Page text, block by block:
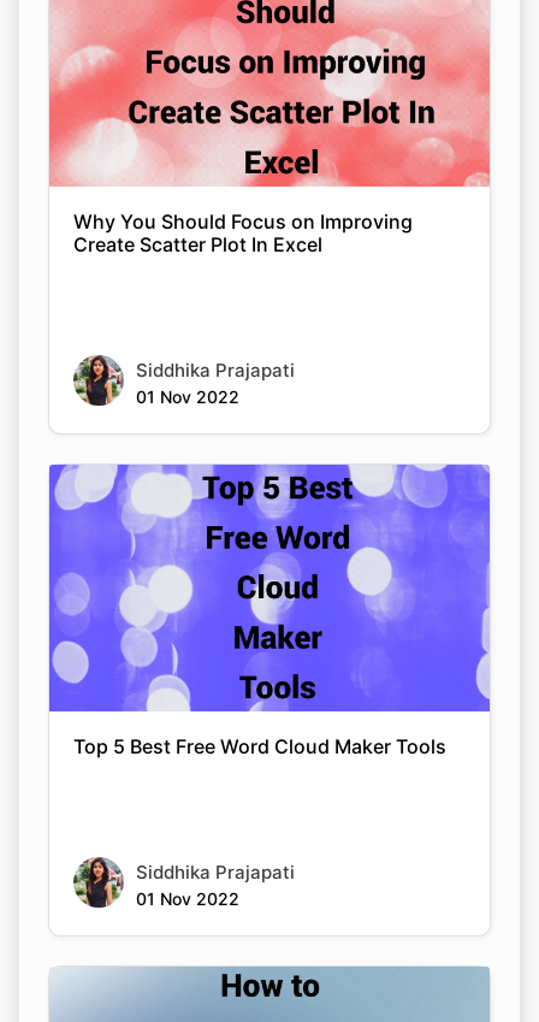
Why You Should Focus on Improving
Create Scatter Plot In Excel
Siddhika Prajapati
01 Nov 2022
Top 5 Best Free Word Cloud Maker Tools
Siddhika Prajapati
01 Nov 2022